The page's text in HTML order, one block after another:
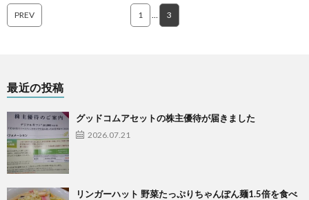
PREV 1 3
最近の投稿
グッドコムアセットの株主優待が届きました
2026.07.21
リンガーハット 野菜たっぷりちゃんぽん麺1.5倍を食べ